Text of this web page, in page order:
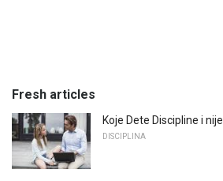
Fresh articles
Koje Dete Discipline i nije
DISCIPLINA